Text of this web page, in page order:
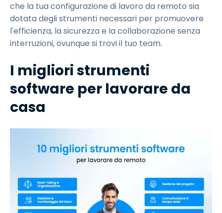
che la tua configurazione di lavoro da remoto sia
dotata degli strumenti necessari per promuovere
l'efficienza, la sicurezza e la collaborazione senza
interruzioni, ovunque si trovi il tuo team.
I migliori strumenti
software per lavorare da
casa